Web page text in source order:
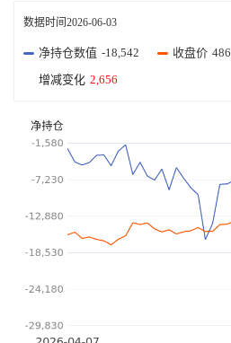
数据时间 2026-06-03
净持仓数值 -18,542 收盘价
增减变化 2,656